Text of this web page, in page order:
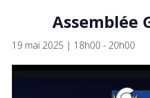
Assemblée
19 mai 2025 | 18h00 - 20h00